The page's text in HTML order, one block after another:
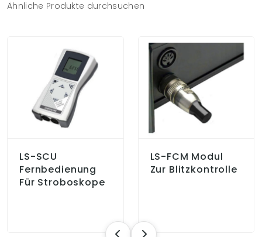
Ähnliche Produkte durchsuchen
LS-SCU
Fernbedienung
Für Stroboskope
LS-FCM Modul
Zur Blitzkontrolle